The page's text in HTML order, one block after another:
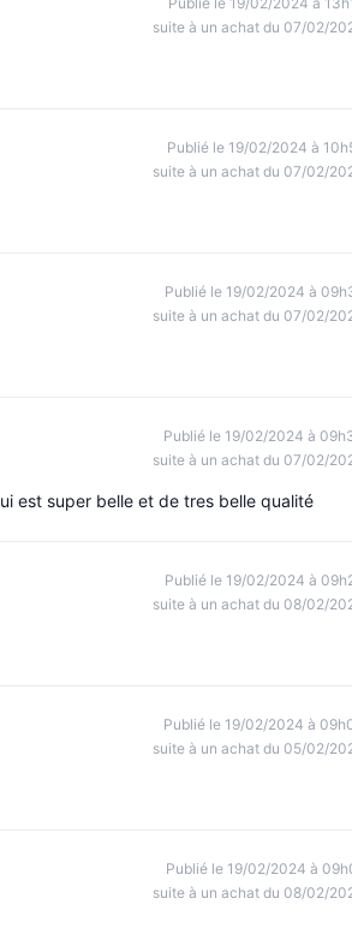
suite à un achat du 07/02/
Publié le 19/02/2024 à
suite à un achat du 07/02/
Publié le 19/02/2024 à
suite à un achat du 07/02/
Publié le 19/02/2024 à
suite à un achat du 07/02/
est super belle et de tres belle qualité
Publié le 19/02/2024 à
suite à un achat du 08/02/
Publié le 19/02/2024 à
suite à un achat du 05/02/
Publié le 19/02/2024 à
suite à un achat du 08/02/